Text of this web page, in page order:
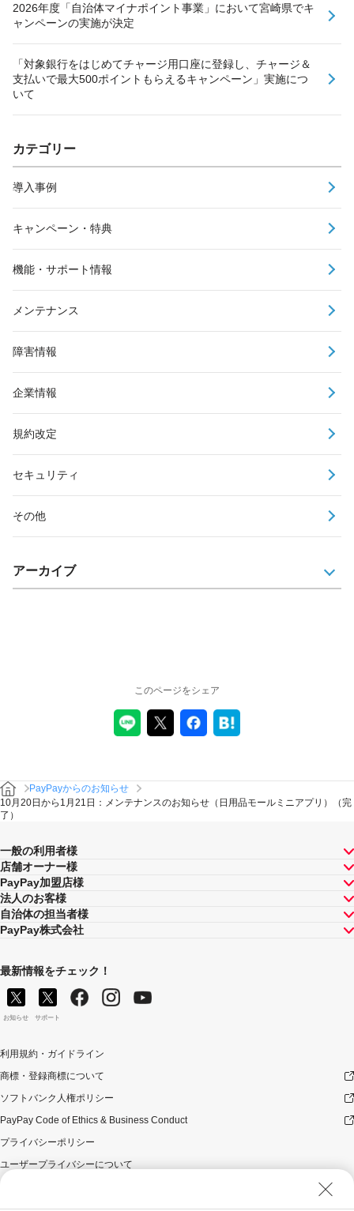
2026年度「自治体マイナポイント事業」において宮崎県でキ
ャンペーンの実施が決定
「対象銀行をはじめてチャージ用口座に登録し、チャージ＆
支払いで最大500ポイントもらえるキャンペーン」実施につ
いて
カテゴリー
導入事例
キャンペーン・特典
機能・サポート情報
メンテナンス
障害情報
企業情報
規約改定
セキュリティ
その他
アーカイブ
このページをシェア
PayPayからのお知らせ
10月20日から1月21日：メンテナンスのお知らせ（日用品モールミニアプリ）（完
了）
一般の利用者様
店舗オーナー様
PayPay加盟店様
法人のお客様
自治体の担当者様
PayPay株式会社
最新情報をチェック！
お知らせ サポート
利用規約・ガイドライン
商標・登録商標について
ソフトバンク人権ポリシー
PayPay Code of Ethics & Business Conduct
プライバシーポリシー
ユーザープライバシーについて
ウェブサイト利用規約